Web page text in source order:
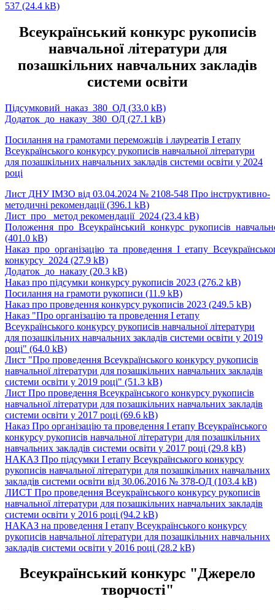
537 (24.4 kB)
Всеукраїнський конкурс рукописів
навчальної літератури для
позашкільних навчальних закладів
системи освіти
Підсумковий_наказ_380_ОД (33.0 kB)
Додаток_до_наказу_380_ОД (27.1 kB)
Посилання на грамотами переможців і лауреатів І етапу
Всеукраїнського конкурсу рукописів навчальної літератури
для позашкільних навчальних закладів системи освіти у 2024
році
Лист ДНУ ІМЗО від 03.04.2024 № 2108-548 Про інструктивно-
методичні рекомендації(396.1 kB)
Лист_про_ метод рекомендації_2024 (23.4 kB)
(401.0 kB)
конкурсу_2024 (27.9 kB)
Додаток_до_наказу (20.3 kB)
Наказ про підсумки конкурсу рукописів 2023 (276.2 kB)
Посилання на грамоти рукописи (11.9 kB)
Наказ про проведення конкурсу рукописів 2023 (249.5 kB)
Наказ "Про організацію та проведення І етапу
Всеукраїнського конкурсу рукописів навчальної літератури
для позашкільних навчальних закладів системи освіти у 2019
році" (64.0 kB)
Лист "Про проведення Всеукраїнського конкурсу рукописів
навчальної літератури для позашкільних навчальних закладів
системи освіти у 2019 році" (51.3 kB)
Лист Про проведення Всеукраїнського конкурсу рукописів
навчальної літератури для позашкільних навчальних закладів
системи освіти у 2017 році (69.6 kB)
Наказ Про організацію та проведення І етапу Всеукраїнського
конкурсу рукописів навчальної літератури для позашкільних
навчальних закладів системи освіти у 2017 році (29.8 kB)
НАКАЗ Про підсумки І етапу Всеукраїнського конкурсу
рукописів навчальної літератури для позашкільних навчальних
закладів системи освіти від 30.06.2016 № 378-ОД (103.4 kB)
ЛИСТ Про проведення Всеукраїнського конкурсу рукописів
навчальної літератури для позашкільних навчальних закладів
системи освіти у 2016 році (94.2 kB)
НАКАЗ на проведення І етапу Всеукраїнського конкурсу
рукописів навчальної літератури для позашкільних навчальних
закладів системи освіти у 2016 році (28.2 kB)
Всеукраїнський конкурс "Джерело
творчості"